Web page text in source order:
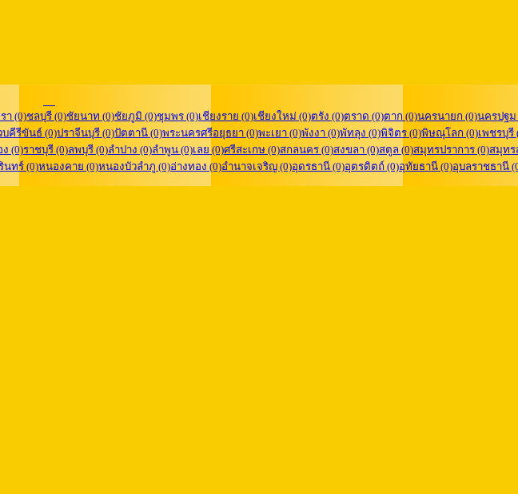
า (0)ชลบุรี (0)ชัยนาท (0)ชัยภูมิ (0)ชุมพร (0)เชียงราย (0)เชียงใหม่ (0)ตรัง (0)ตราด (0)ตาก (0)นครนายก (0)นครปฐม
บคีรีขันธ์ (0)ปราจีนบุรี (0)ปัตตานี (0)พระนครศรีอยุธยา (0)พะเยา (0)พังงา (0)พัทลุง (0)พิจิตร (0)พิษณุโลก (0)เพชรบุรี
(0)ราชบุรี (0)ลพบุรี (0)ลำปาง (0)ลำพูน (0)เลย (0)ศรีสะเกษ (0)สกลนคร (0)สงขลา (0)สตูล (0)สมุทรปราการ (0)สมุทร
นทร์ (0)หนองคาย (0)หนองบัวลำภู (0)อ่างทอง (0)อำนาจเจริญ (0)อุดรธานี (0)อุตรดิตถ์ (0)อุทัยธานี (0)อุบลราชธานี